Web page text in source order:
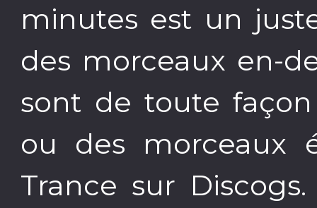
minutes est un
des morceaux en-
sont de toute
ou des morceaux
Trance sur